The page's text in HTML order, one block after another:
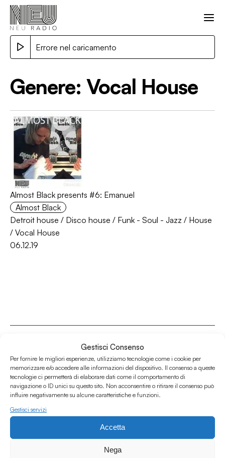
Gestisci Consenso
Per fornire le migliori esperienze, utilizziamo tecnologie come i cookie per
memorizzare e/o accedere alle informazioni del dispositivo. Il consenso a queste
tecnologie ci permetterà di elaborare dati come il comportamento di
navigazione o ID unici su questo sito. Non acconsentire o ritirare il consenso può
influire negativamente su alcune caratteristiche e funzioni.
Gestisci servizi
Accetta
Nega
Errore nel caricamento
Genere: Vocal House
Almost Black presents #6: Emanuel
Almost Black
Detroit house / Disco house / Funk - Soul - Jazz / House
/ Vocal House
06.12.19
Associazione Culturale Humus
Via degli Orti 63, Bologna 40137
IVA: IT03691751204
CF: 03691751204